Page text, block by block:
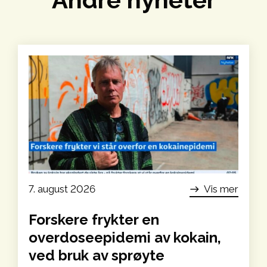
7. august 2026 east Vis mer
Forskere frykter en
overdoseepidemi av kokain,
ved bruk av sprøyte